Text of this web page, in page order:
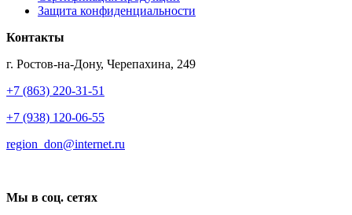
Защита конфиденциальности
Контакты
г. Ростов-на-Дону, Черепахина, 249
+7 (863) 220-31-51
+7 (938) 120-06-55
region_don@internet.ru
Мы в соц. сетях